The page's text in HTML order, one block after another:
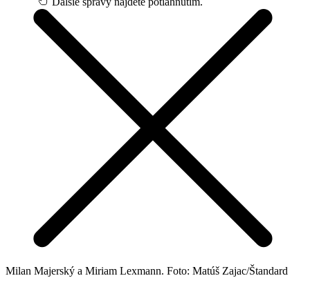
Milan Majerský a Miriam Lexmann. Foto: Matúš Zajac/Štandard